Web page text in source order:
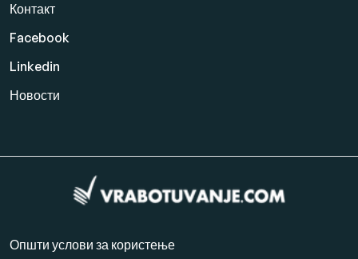
Контакт
Facebook
Linkedin
Новости
Општи услови за користење